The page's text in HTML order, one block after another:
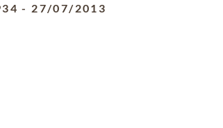
- 27/07/2013